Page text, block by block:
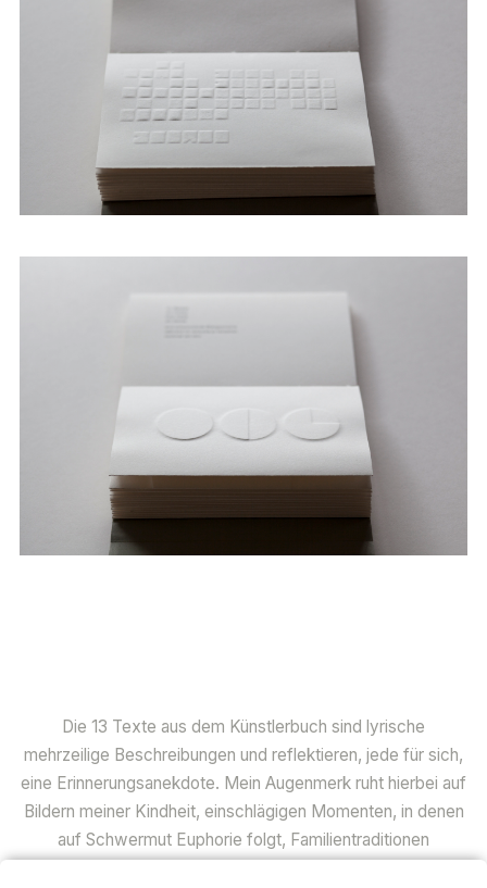
Die 13 Texte aus dem Künstlerbuch sind lyrische
mehrzeilige Beschreibungen und reflektieren, jede für sich,
eine Erinnerungsanekdote. Mein Augenmerk ruht hierbei auf
Bildern meiner Kindheit, einschlägigen Momenten, in denen
auf Schwermut Euphorie folgt, Familientraditionen